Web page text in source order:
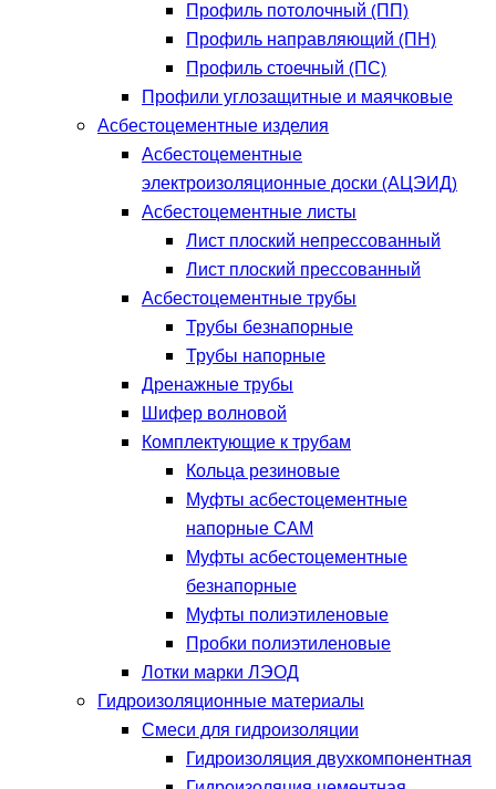
Профиль потолочный (ПП)
Профиль направляющий (ПН)
Профиль стоечный (ПС)
Профили углозащитные и маячковые
Асбестоцементные изделия
Асбестоцементные
электроизоляционные доски (АЦЭИД)
Асбестоцементные листы
Лист плоский непрессованный
Лист плоский прессованный
Асбестоцементные трубы
Трубы безнапорные
Трубы напорные
Дренажные трубы
Шифер волновой
Комплектующие к трубам
Кольца резиновые
Муфты асбестоцементные
напорные САМ
Муфты асбестоцементные
безнапорные
Муфты полиэтиленовые
Пробки полиэтиленовые
Лотки марки ЛЭОД
Гидроизоляционные материалы
Смеси для гидроизоляции
Гидроизоляция двухкомпонентная